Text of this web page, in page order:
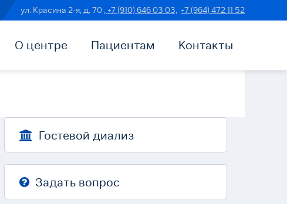
ул. Красина 2-я, д. 70 , +7 (910) 646 03 03, +7 (964) 472 11 52
О центре Пациентам Контакты
Гостевой диализ
Задать вопрос